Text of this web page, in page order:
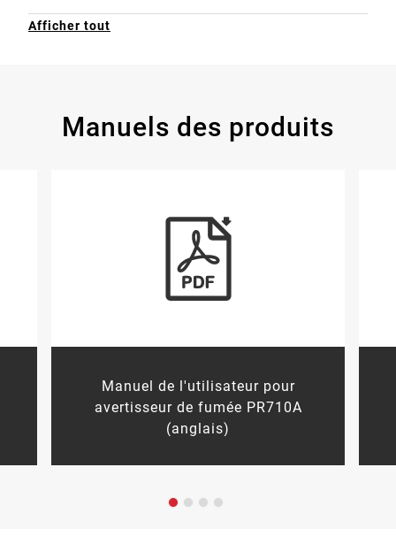
Afficher tout
Manuels des produits
Manuel de l'utilisateur pour
avertisseur de fumée PR710A
(anglais)